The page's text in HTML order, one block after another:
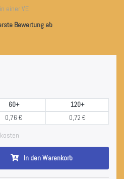
einer VE
Bewertung ab
60+
120+
0,76 € 0,72 €
In den Warenkorb